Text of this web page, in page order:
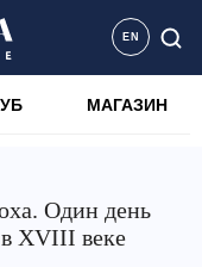
EN
МАГАЗИН
Один день
в XVIII веке